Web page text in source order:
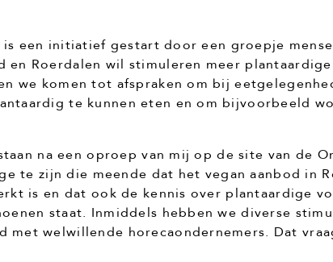
is een initiatief gestart door een groepje
en Roerdalen wil stimuleren meer
we komen tot afspraken om bij
te kunnen eten en om bijvoorbeeld
na een oproep van mij op de site van de
te zijn die meende dat het vegan aanbod in
is en dat ook de kennis over plantaardige
staat. Inmiddels hebben we diverse
met welwillende horecaondernemers. Dat